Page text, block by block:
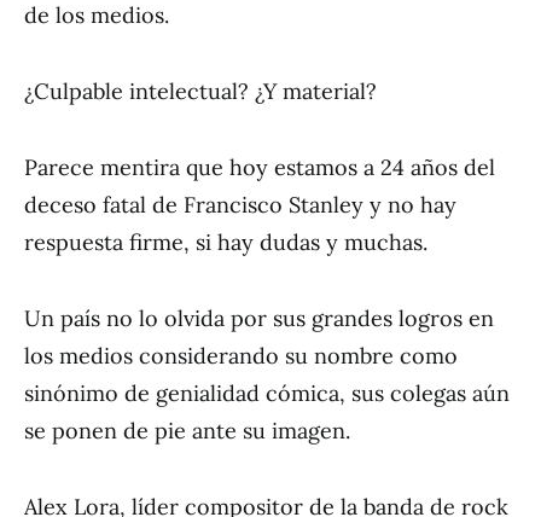
de los medios.
¿Culpable intelectual? ¿Y material?
Parece mentira que hoy estamos a 24 años del
deceso fatal de Francisco Stanley y no hay
respuesta firme, si hay dudas y muchas.
Un país no lo olvida por sus grandes logros en
los medios considerando su nombre como
sinónimo de genialidad cómica, sus colegas aún
se ponen de pie ante su imagen.
Alex Lora, líder compositor de la banda de rock